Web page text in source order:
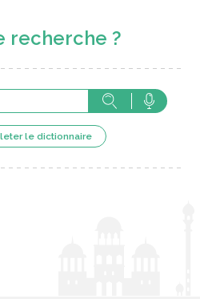
recherche ?
le dictionnaire